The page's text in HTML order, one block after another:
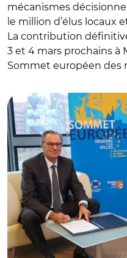
mécanismes
le million d’élus locaux
La contribution
3 et 4 mars prochains à
Sommet européen des
© @CoR_President/